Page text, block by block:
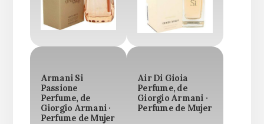
Armani Si
Passione
Perfume, de
Giorgio Armani ·
Perfume de Mujer
Air Di Gioia
Perfume, de
Giorgio Armani ·
Perfume de Mujer